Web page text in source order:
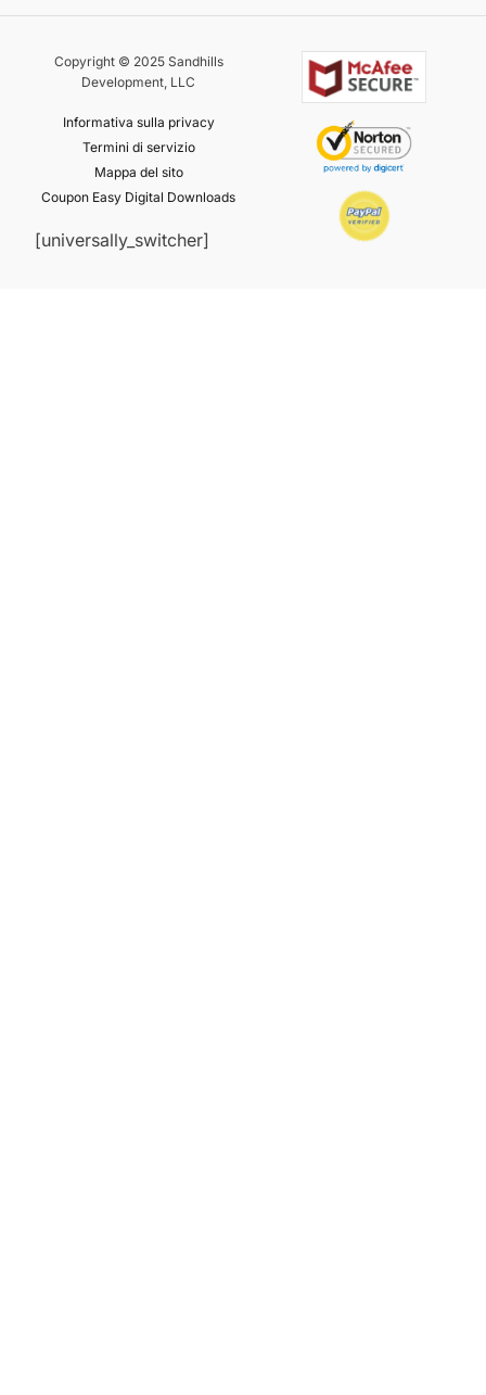
Copyright © 2025 Sandhills
Development, LLC
Informativa sulla privacy
Termini di servizio
Mappa del sito
Coupon Easy Digital Downloads
[universally_switcher]